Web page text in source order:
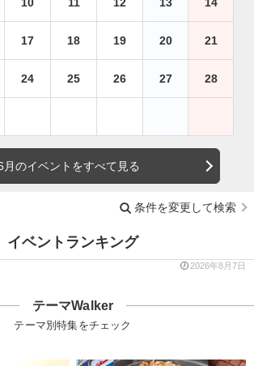
17 18 19 20 21
24 25 26 27 28
月のイベントをすべて見る
条件を変更して検索
イベントランキング
2026年8月7日
テーマWalker
テーマ別特集をチェック